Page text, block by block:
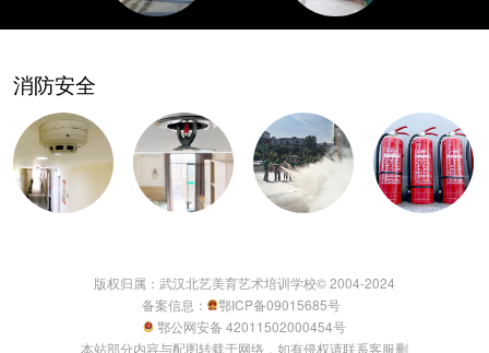
消防安全
版权归属：武汉北艺美育艺术培训学校© 2004-2024
备案信息：
鄂ICP备09015685号
鄂公网安备 42011502000454号
本站部分内容与配图转载于网络，如有侵权请联系客服删